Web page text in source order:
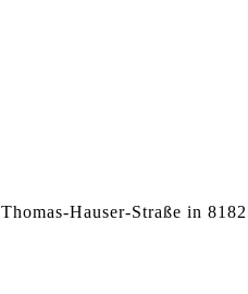
Hauser-Straße in